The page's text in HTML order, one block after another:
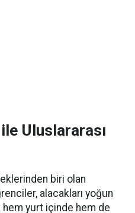
Uluslararası
biri olan
alacakları yoğun
yurt içinde hem de